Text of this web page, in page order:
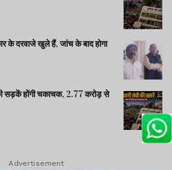
के दरवाजे खुले हैं, जांच के बाद होगा
सड़कें होंगी चकाचक, 2.77 करोड़ से
Advertisement